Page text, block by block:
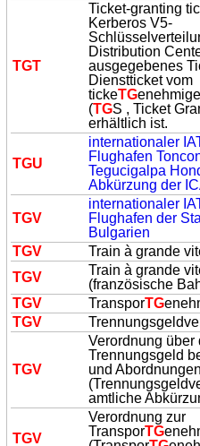
TGT
Ticket-granting
Kerberos V5-
Distribution
ausgegebenes
Dienstticket vom
tickeTG
(TGS , Ticket
erhältlich ist.
TGU
internationaler
Flughafen
Tegucigalpa
Abkürzung der
TGV
internationaler
Flughafen der
Bulgarien
TGV Train à grande
TGV
Train à grande
(französische
TGV TransporTG
TGV
TGV
Verordnung über
Trennungsgeld
und
amtliche
TGV
Verordnung zur
TransporTG